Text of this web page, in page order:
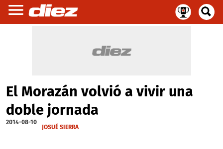
El Morazán volvió a vivir una
doble jornada
2014-08-10
JOSUÉ SIERRA